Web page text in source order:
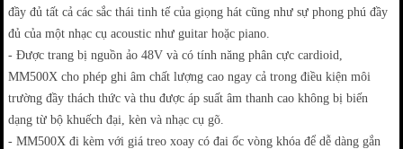
đầy đủ tất cả các sắc thái tinh tế của giọng hát cũng như sự phong phú đầy
đủ của một nhạc cụ acoustic như guitar hoặc piano.
- Được trang bị nguồn ảo 48V và có tính năng phân cực cardioid,
MM500X cho phép ghi âm chất lượng cao ngay cả trong điều kiện môi
trường đầy thách thức và thu được áp suất âm thanh cao không bị biến
dạng từ bộ khuếch đại, kèn và nhạc cụ gõ.
- MM500X đi kèm với giá treo xoay có đai ốc vòng khóa để dễ dàng gắn